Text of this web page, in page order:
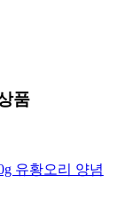
품
유황오리 양념